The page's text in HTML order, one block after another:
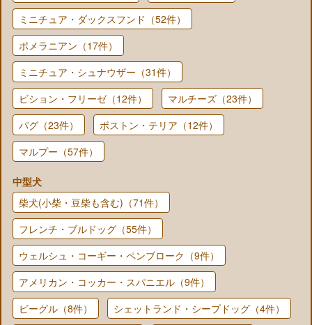
ミニチュア・ダックスフンド（52件）
ポメラニアン（17件）
ミニチュア・シュナウザー（31件）
ビション・フリーゼ（12件）
マルチーズ（23件）
パグ（23件）
ボストン・テリア（12件）
マルプー（57件）
中型犬
柴犬(小柴・豆柴も含む)（71件）
フレンチ・ブルドッグ（55件）
ウェルシュ・コーギー・ペンブローク（9件）
アメリカン・コッカー・スパニエル（9件）
ビーグル（8件）
シェットランド・シープドッグ（4件）